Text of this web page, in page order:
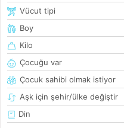
Vücut tipi
Boy
Kilo
Çocuğu var
Çocuk sahibi olmak istiyor
Aşk için şehir/ülke değiştir
Din